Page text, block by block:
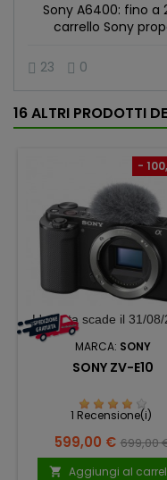
Sony A6400: fino
carrello Sony
23 0
16 ALTRI PRODOTTI
-
L'offerta scade il 31/08/
MARCA: SONY
SONY ZV-E10
1 Recensione(i)
Prezzo
599,00 € Prezzo
base
699,00
 Aggiungi al